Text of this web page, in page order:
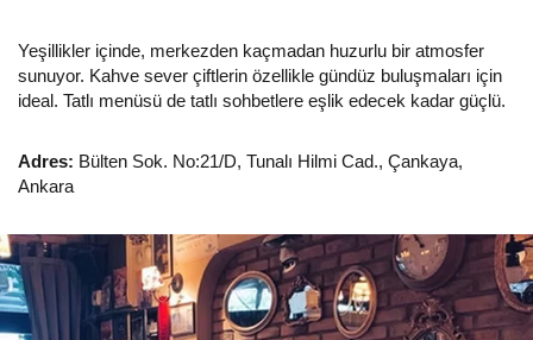
Yeşillikler içinde, merkezden kaçmadan huzurlu bir atmosfer
sunuyor. Kahve sever çiftlerin özellikle gündüz buluşmaları için
ideal. Tatlı menüsü de tatlı sohbetlere eşlik edecek kadar güçlü.
Adres: Bülten Sok. No:21/D, Tunalı Hilmi Cad., Çankaya,
Ankara